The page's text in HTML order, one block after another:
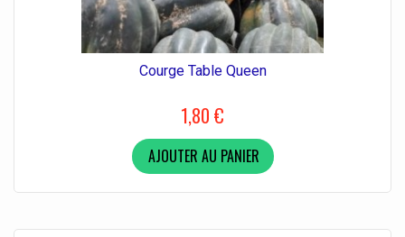
Courge Table Queen
1,80 €
AJOUTER AU PANIER